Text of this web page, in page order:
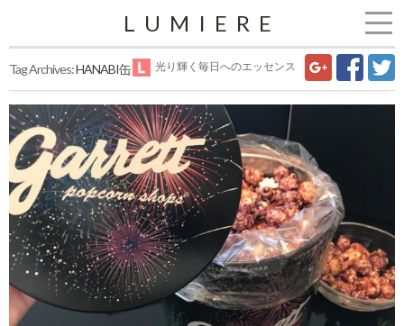
LUMIERE
光り輝く毎日へのエッセンス
Tag Archives:HANABI缶